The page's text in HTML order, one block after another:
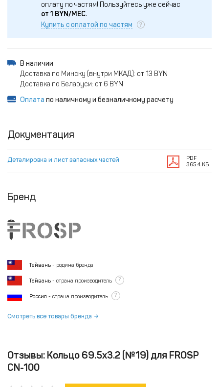
оплату по частям! Пользуйтесь уже сейчас
от 1 BYN/МЕС.
Купить с оплатой по частям
В наличии
Доставка по Минску (внутри МКАД): от 13 BYN
Доставка по Беларуси: от 6 BYN
Оплата по наличному и безналичному расчету
Документация
Деталировка и лист запасных частей
PDF
365.4 КБ
Бренд
Тайвань - родина бренда
Тайвань - страна производитель ?
Россия - страна производитель ?
Смотреть все товары бренда
Отзывы: Кольцо 69.5x3.2 (№19) для FROSP
CN-100